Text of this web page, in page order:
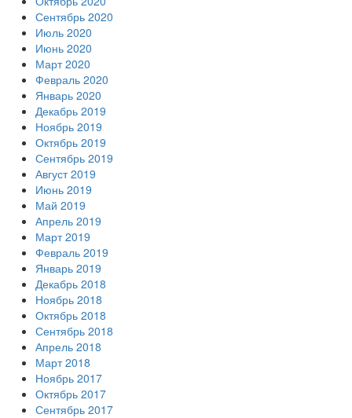
Сентябрь 2020
Июль 2020
Июнь 2020
Март 2020
Февраль 2020
Январь 2020
Декабрь 2019
Ноябрь 2019
Октябрь 2019
Сентябрь 2019
Август 2019
Июнь 2019
Май 2019
Апрель 2019
Март 2019
Февраль 2019
Январь 2019
Декабрь 2018
Ноябрь 2018
Октябрь 2018
Сентябрь 2018
Апрель 2018
Март 2018
Ноябрь 2017
Октябрь 2017
Сентябрь 2017